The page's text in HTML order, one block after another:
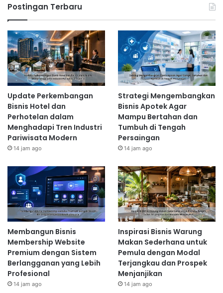
Postingan Terbaru
Update Perkembangan
Bisnis Hotel dan
Perhotelan dalam
Menghadapi Tren Industri
Pariwisata Modern
14 jam ago
Strategi Mengembangkan
Bisnis Apotek Agar
Mampu Bertahan dan
Tumbuh di Tengah
Persaingan
14 jam ago
Membangun Bisnis
Membership Website
Premium dengan Sistem
Berlangganan yang Lebih
Profesional
14 jam ago
Inspirasi Bisnis Warung
Makan Sederhana untuk
Pemula dengan Modal
Terjangkau dan Prospek
Menjanjikan
14 jam ago